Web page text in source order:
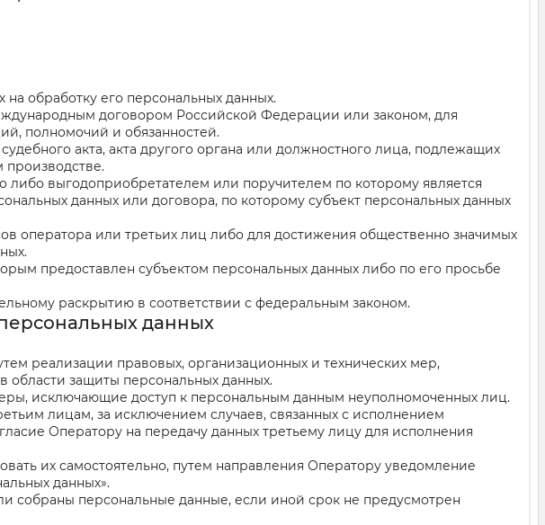
на обработку его персональных данных.
договором Российской Федерации или законом, для
полномочий и обязанностей.
акта, акта другого органа или должностного лица, подлежащих
либо выгодоприобретателем или поручителем по которому является
данных или договора, по которому субъект персональных данных
оператора или третьих лиц либо для достижения общественно значимых
предоставлен субъектом персональных данных либо по его просьбе
раскрытию в соответствии с федеральным законом.
данных
реализации правовых, организационных и технических мер,
области защиты персональных данных.
исключающие доступ к персональным данным неуполномоченных лиц.
лицам, за исключением случаев, связанных с исполнением
Оператору на передачу данных третьему лицу для исполнения
их самостоятельно, путем направления Оператору уведомление
данных».
собраны персональные данные, если иной срок не предусмотрен